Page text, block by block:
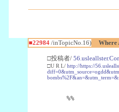
■22984/inTopicNo.16) Where
□投稿者/
□U R L/ http://https://
%%